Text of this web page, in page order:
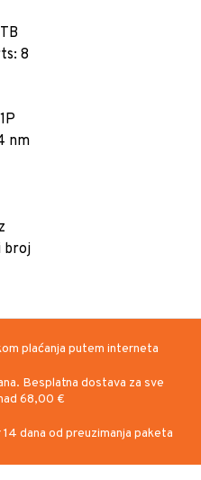
8
nm
broj
plaćanja putem interneta
Besplatna dostava za sve
68,00 €
dana od preuzimanja paketa